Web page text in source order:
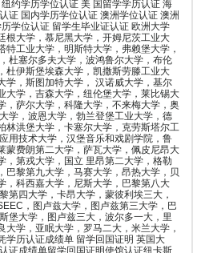
约学历学位认证 美 国留学学历认证 海
证 国内学历学位认证 澳洲学位认证 澳洲
学位认证 留学生毕业证认证 欧洲大学
根大学，慕尼黑大学，开姆尼茨工业大
工业大学，明斯特大学，弗赖堡大学，
杜塞尔多夫大学，波鸿鲁尔大学，布伦
杜伊斯堡埃森大学，凯撒斯劳滕工业大
学，斯图加特大学， 汉诺威大学，基尔
大学，吉森大学，纽伦堡大学，莱比锡大
，萨尔大学，科隆大学，不来梅大学，奥
学，波恩大学，勃兰登堡工业大学，德
林洪堡大学，卡塞尔大学，克劳斯塔尔工
用技术大学，汉堡音乐和戏剧学院，鲁
蒙费朗第二大学，萨瓦大学，佩皮尼昂大
，第戎大学，国立 里昂第二大学，格勒
巴黎第九大学，马赛大学，昂热大学，贝
，科西嘉大学，尼斯大学，巴黎第八大
第四大学，卡昂大学，蒙彼利埃三大，
，图卢兹大学，图卢兹第三大学，巴
堡大学，图卢兹三大，波尔多一大，里
学，亚眠大学，罗马二大，米兰大学，
学历认证成绩单 留学回国证明 英国大